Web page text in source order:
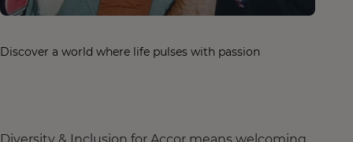
Discover a world where life pulses with passion